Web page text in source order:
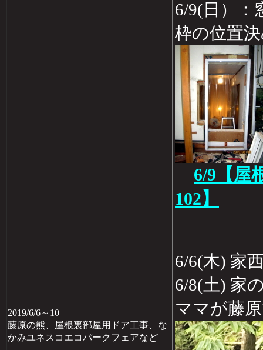
2019/6/6～10
藤原の熊、屋根裏部屋用ドア工事、な
かみユネスコエコパークフェアなど
6/9(日）：
枠の位置
6/9【屋
102】
6/6(木) 家
6/8(土) 家
ママが藤